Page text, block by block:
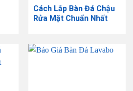
Cách Lắp Bàn Đá Chậu
Rửa Mặt Chuẩn Nhất